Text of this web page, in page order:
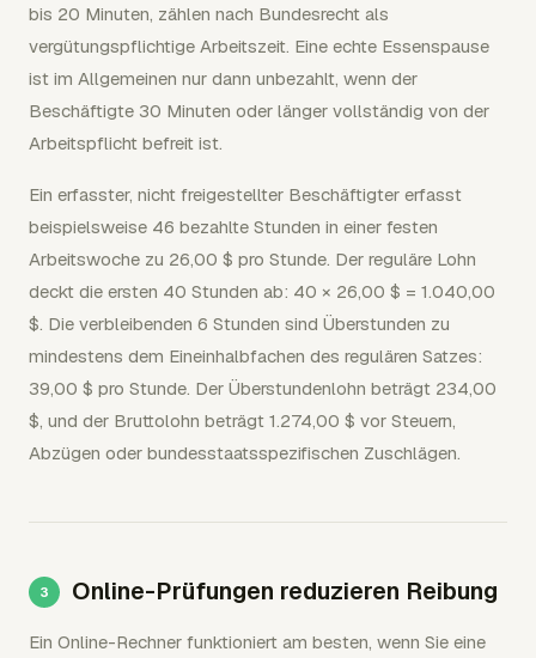
bis 20 Minuten, zählen nach Bundesrecht als
vergütungspflichtige Arbeitszeit. Eine echte Essenspause
ist im Allgemeinen nur dann unbezahlt, wenn der
Beschäftigte 30 Minuten oder länger vollständig von der
Arbeitspflicht befreit ist.
Ein erfasster, nicht freigestellter Beschäftigter erfasst
beispielsweise 46 bezahlte Stunden in einer festen
Arbeitswoche zu 26,00 $ pro Stunde. Der reguläre Lohn
deckt die ersten 40 Stunden ab: 40 × 26,00 $ = 1.040,00
$. Die verbleibenden 6 Stunden sind Überstunden zu
mindestens dem Eineinhalbfachen des regulären Satzes:
39,00 $ pro Stunde. Der Überstundenlohn beträgt 234,00
$, und der Bruttolohn beträgt 1.274,00 $ vor Steuern,
Abzügen oder bundesstaatsspezifischen Zuschlägen.
Online-Prüfungen reduzieren Reibung
Ein Online-Rechner funktioniert am besten, wenn Sie eine